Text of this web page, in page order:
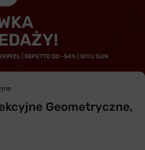
| GEPETTO DO -54% | SIYU SUN
Geometryczne,